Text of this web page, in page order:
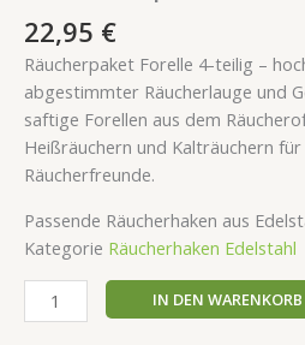
22,95 €
Räucherpaket Forelle 4-teilig –
abgestimmter Räucherlauge und
saftige Forellen aus dem
Heißräuchern und Kalträuchern
Räucherfreunde.
Passende Räucherhaken aus
Kategorie Räucherhaken Edelstahl
IN DEN WARENKORB